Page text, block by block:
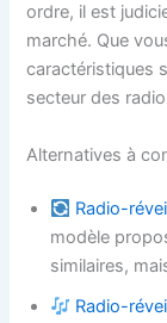
ordre, il est
marché. Que
caractéristiques
secteur des
Alternatives à
Radio-
modèle
similaires,
Radio-